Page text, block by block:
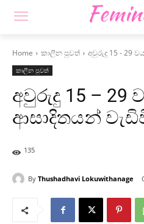
Home කාලීන පුවත් අවුරුදු 15 - 29
කාලීන පුවත්
අවුරුදු 15 – 29
ආසාදිතයන්
135
By Thushadhavi Lokuwithanage